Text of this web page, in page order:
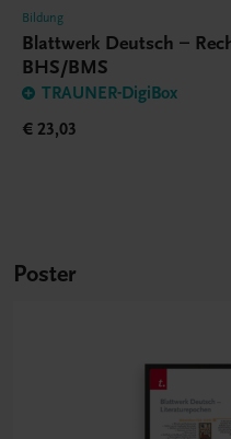
Bildung
Blattwerk Deutsch –
BHS/BMS
TRAUNER-DigiBox
€ 23,03
Poster